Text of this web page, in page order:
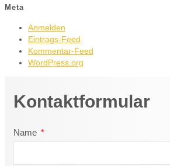
Meta
Anmelden
Eintrags-Feed
Kommentar-Feed
WordPress.org
Kontaktformular
Name